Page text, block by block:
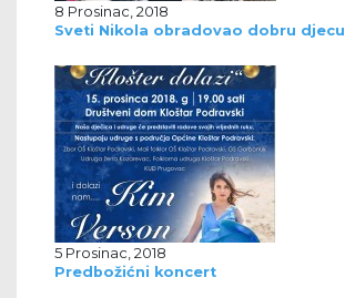
8 Prosinac, 2018
Sveti Nikola obradovao dobru djecu
5 Prosinac, 2018
Predbožićni koncert